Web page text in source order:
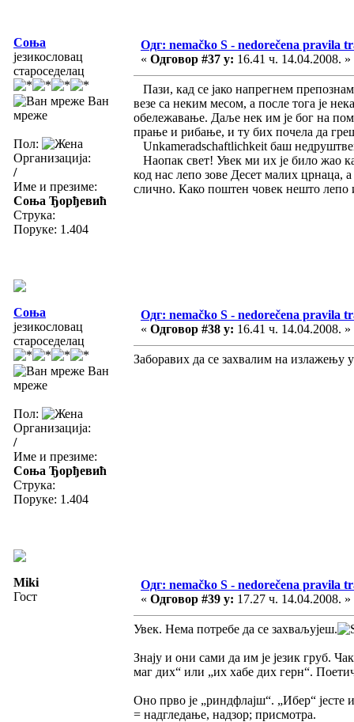
Соња
језикословац
староседелац
Ван
мреже
Пол:
Организација:
/
Име и презиме:
Соња Ђорђевић
Струка:
Поруке: 1.404
Одг: nemačko S - nedorečena pravila
« Одговор #37 у: 16.41 ч. 14.04.2008. »
Пази, кад се јако напрегнем
везе са неким месом, а после тога је
обележавање. Даље нек им је бог на
прање и рибање, и ту бих почела да
Unkameradschaftlichkeit баш
Наопак свет! Увек ми их је било жао
код нас лепо зове Десет малих црнаца,
слично. Како поштен човек нешто лепо
Соња
језикословац
староседелац
Ван
мреже
Пол:
Организација:
/
Име и презиме:
Соња Ђорђевић
Струка:
Поруке: 1.404
Одг: nemačko S - nedorečena pravila
« Одговор #38 у: 16.41 ч. 14.04.2008. »
Заборавих да се захвалим на излажењу
Miki
Гост
Одг: nemačko S - nedorečena pravila
« Одговор #39 у: 17.27 ч. 14.04.2008. »
Увек. Нема потребе да се захваљујеш.
Знају и они сами да им је језик груб.
маг дих“ или „их хабе дих герн“.
Оно прво је „риндфлајш“. „Ибер“ јесте
= надгледање, надзор; присмотра.